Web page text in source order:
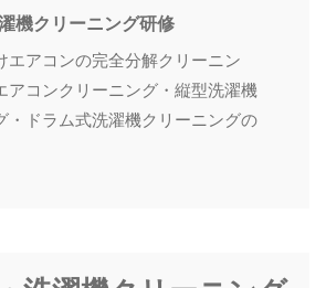
予約・お問い合わせ
0120-396-620
機クリーニング研修
エアコンの完全分解クリーニン
アコンクリーニング・縦型洗濯機
・ドラム式洗濯機クリーニングの